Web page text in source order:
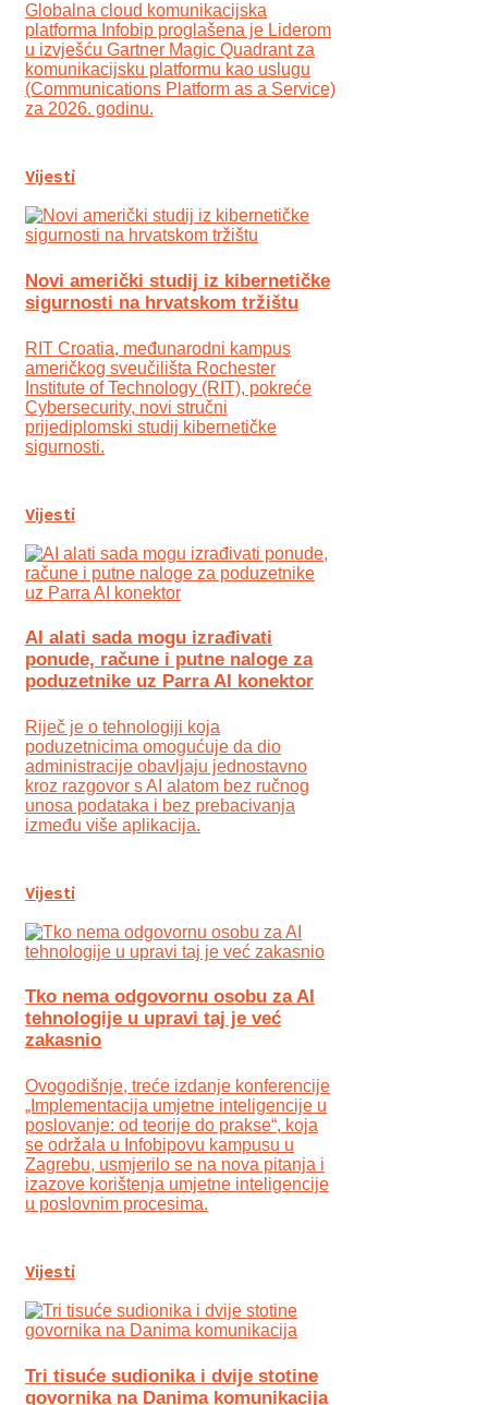
Globalna cloud komunikacijska
platforma Infobip proglašena je Liderom
u izvješću Gartner Magic Quadrant za
komunikacijsku platformu kao uslugu
(Communications Platform as a Service)
za 2026. godinu.
Vijesti
Novi američki studij iz kibernetičke
sigurnosti na hrvatskom tržištu
RIT Croatia, međunarodni kampus
američkog sveučilišta Rochester
Institute of Technology (RIT), pokreće
Cybersecurity, novi stručni
prijediplomski studij kibernetičke
sigurnosti.
Vijesti
AI alati sada mogu izrađivati
ponude, račune i putne naloge za
poduzetnike uz Parra AI konektor
Riječ je o tehnologiji koja
poduzetnicima omogućuje da dio
administracije obavljaju jednostavno
kroz razgovor s AI alatom bez ručnog
unosa podataka i bez prebacivanja
između više aplikacija.
Vijesti
Tko nema odgovornu osobu za AI
tehnologije u upravi taj je već
zakasnio
Ovogodišnje, treće izdanje konferencije
„Implementacija umjetne inteligencije u
poslovanje: od teorije do prakse“, koja
se održala u Infobipovu kampusu u
Zagrebu, usmjerilo se na nova pitanja i
izazove korištenja umjetne inteligencije
u poslovnim procesima.
Vijesti
Tri tisuće sudionika i dvije stotine
govornika na Danima komunikacija